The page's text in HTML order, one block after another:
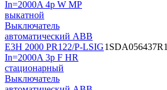
In=2000A 4p W MP
выкатной
Выключатель
автоматический ABB
E3H 2000 PR122/P-LSIG
In=2000A 3p F HR
стационарный
1SDA056437R1
Выключатель